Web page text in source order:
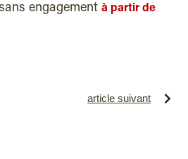
engagement à partir de
article suivant